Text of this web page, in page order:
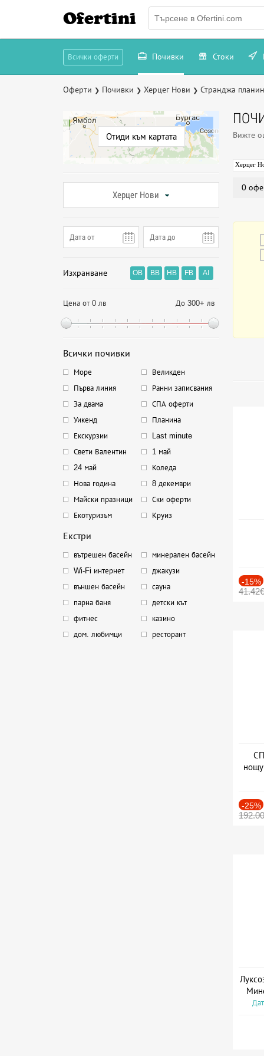
Ofertini
Всички оферти Почивки Стоки
Оферти ❯ Почивки ❯ Херцег Нови ❯ Странджа
Отиди към картата
Херцег Нови
Изхранване OB BB HB FB AI
Цена от 0 лв До 300+ лв
Всички почивки
Море
Великден
Първа линия
Ранни записвания
За двама
СПА оферти
Уикенд
Планина
Екскурзии
Last minute
Свети Валентин
1 май
24 май
Коледа
Нова година
8 декември
Майски празници
Ски оферти
Екотуризъм
Круиз
Екстри
вътрешен басейн
минерален басейн
Wi-Fi интернет
джакузи
външен басейн
сауна
парна баня
детски кът
фитнес
казино
дом. любимци
ресторант
Вижте
Херцег
0
-15%
41.42€
-25%